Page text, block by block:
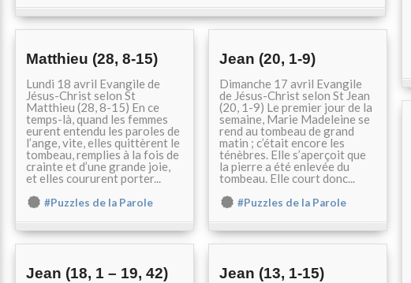
Matthieu (28, 8-15)
Lundi 18 avril Evangile de
Jésus-Christ selon St
Matthieu (28, 8-15) En ce
temps-là, quand les femmes
eurent entendu les paroles de
l’ange, vite, elles quittèrent le
tombeau, remplies à la fois de
crainte et d’une grande joie,
et elles coururent porter...
#Puzzles de la Parole
Jean (20, 1-9)
Dimanche 17 avril Evangile
de Jésus-Christ selon St Jean
(20, 1-9) Le premier jour de la
semaine, Marie Madeleine se
rend au tombeau de grand
matin ; c’était encore les
ténèbres. Elle s’aperçoit que
la pierre a été enlevée du
tombeau. Elle court donc...
#Puzzles de la Parole
Jean (18, 1 – 19, 42) Jean (13, 1-15)